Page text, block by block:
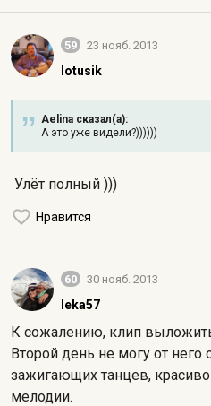
59 23 нояб. 2013
lotusik
Aelina сказал(а):
А это уже видели?))))))
Улёт полный )))
Нравится
60 30 нояб. 2013
leka57
К сожалению, клип выложить
Второй день не могу от него
зажигающих танцев,
мелодии.